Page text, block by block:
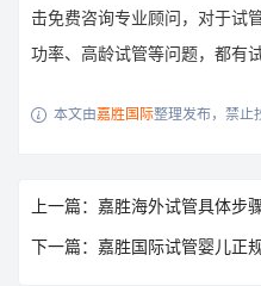
击免费咨询专业顾问，对于试
功率、高龄试管等问题，都有
 本文由嘉胜国际整理发布，禁止
上一篇：嘉胜海外试管具体步
下一篇：嘉胜国际试管婴儿正